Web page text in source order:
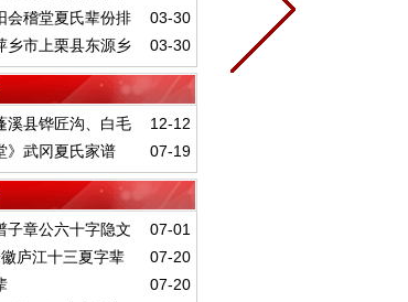
03-30
会稽堂夏氏辈份排
03-30
乡市上栗县东源乡
氏字辈
12-12
溪县铧匠沟、白毛
支派后裔
07-19
》武冈夏氏家谱
07-01
子章公六十字隐文
07-20
庐江十三夏字辈
07-20